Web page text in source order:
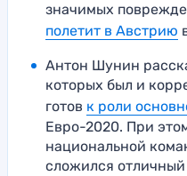
значимых
полетит в Австрию
Антон Шунин
которых был и
готов к роли
Евро-2020. При
национальной
сложился